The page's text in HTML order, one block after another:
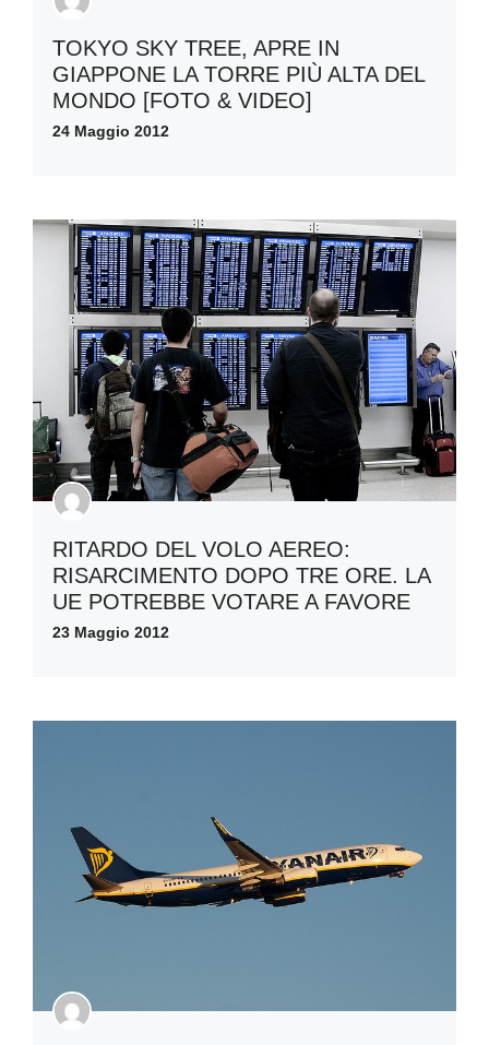
TOKYO SKY TREE, APRE IN
GIAPPONE LA TORRE PIÙ ALTA DEL
MONDO [FOTO & VIDEO]
24 Maggio 2012
RITARDO DEL VOLO AEREO:
RISARCIMENTO DOPO TRE ORE. LA
UE POTREBBE VOTARE A FAVORE
23 Maggio 2012